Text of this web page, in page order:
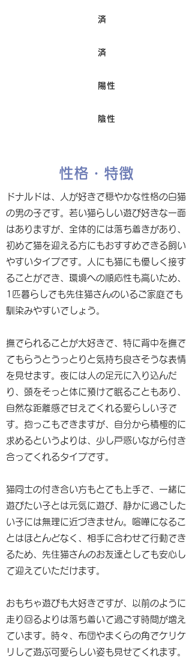
済
済
陽性
陰性
性格・特徴
ドナルドは、人が好きで穏やかな性格の白猫
の男の子です。若い猫らしい遊び好きな一面
はありますが、全体的には落ち着きがあり、
初めて猫を迎える方にもおすすめできる飼い
やすいタイプです。人にも猫にも優しく接す
ることができ、環境への順応性も高いため、
1匹暮らしでも先住猫さんのいるご家庭でも
馴染みやすいでしょう。
撫でられることが大好きで、特に背中を撫で
てもらうとうっとりと気持ち良さそうな表情
を見せます。夜には人の足元に入り込んだ
り、頭をそっと体に預けて眠ることもあり、
自然な距離感で甘えてくれる愛らしい子で
す。抱っこもできますが、自分から積極的に
求めるというよりは、少し戸惑いながら付き
合ってくれるタイプです。
猫同士の付き合い方もとても上手で、一緒に
遊びたい子とは元気に遊び、静かに過ごした
い子には無理に近づきません。喧嘩になるこ
とはほとんどなく、相手に合わせて行動でき
るため、先住猫さんのお友達としても安心し
て迎えていただけます。
おもちゃ遊びも大好きですが、以前のように
走り回るよりは落ち着いて過ごす時間が増え
ています。時々、布団やまくらの角でケリケ
リして遊ぶ可愛らしい姿も見せてくれます。